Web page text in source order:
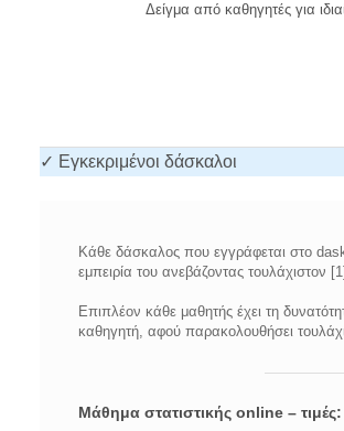
Δείγμα από καθηγητές για
✓ Εγκεκριμένοι δάσκαλοι
Κάθε δάσκαλος που εγγράφεται στο
εμπειρία του ανεβάζοντας τουλάχιστον
Επιπλέον κάθε μαθητής έχει τη
καθηγητή, αφού παρακολουθήσει
Μάθημα στατιστικής online – τιμές: